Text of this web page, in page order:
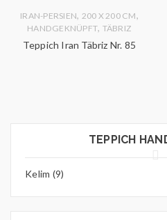
TEPPICH
Kelim (9)
IRAN-PERSIEN, 200 X 200 CM,
HANDGEKNÜPFT, TÄBRIZ
Teppich Iran Täbriz Nr. 85